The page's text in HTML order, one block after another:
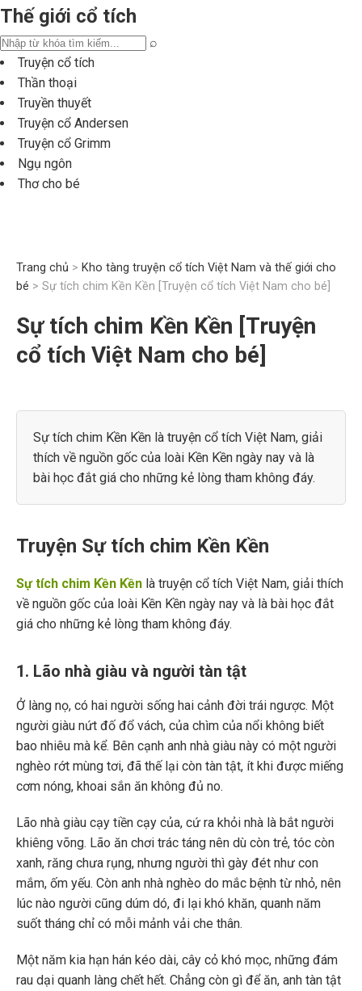
Thế giới cổ tích
⌕
Truyện cổ tích
Thần thoại
Truyền thuyết
Truyện cổ Andersen
Truyện cổ Grimm
Ngụ ngôn
Thơ cho bé
Trang chủ > Kho tàng truyện cổ tích Việt Nam và thế giới cho
bé > Sự tích chim Kền Kền [Truyện cổ tích Việt Nam cho bé]
Sự tích chim Kền Kền [Truyện
cổ tích Việt Nam cho bé]
Sự tích chim Kền Kền là truyện cổ tích Việt Nam, giải
thích về nguồn gốc của loài Kền Kền ngày nay và là
bài học đắt giá cho những kẻ lòng tham không đáy.
Truyện Sự tích chim Kền Kền
Sự tích chim Kền Kền là truyện cổ tích Việt Nam, giải thích
về nguồn gốc của loài Kền Kền ngày nay và là bài học đắt
giá cho những kẻ lòng tham không đáy.
1. Lão nhà giàu và người tàn tật
Ở làng nọ, có hai người sống hai cảnh đời trái ngược. Một
người giàu nứt đố đổ vách, của chìm của nổi không biết
bao nhiêu mà kể. Bên cạnh anh nhà giàu này có một người
nghèo rớt mùng tơi, đã thế lại còn tàn tật, ít khi được miếng
cơm nóng, khoai sắn ăn không đủ no.
Lão nhà giàu cạy tiền cạy của, cứ ra khỏi nhà là bắt người
khiêng võng. Lão ăn chơi trác táng nên dù còn trẻ, tóc còn
xanh, răng chưa rụng, nhưng người thì gày đét như con
mắm, ốm yếu. Còn anh nhà nghèo do mắc bệnh từ nhỏ, nên
lúc nào người cũng dúm dó, đi lại khó khăn, quanh năm
suốt tháng chỉ có mỗi mảnh vải che thân.
Một năm kia hạn hán kéo dài, cây cỏ khó mọc, những đám
rau dại quanh làng chết hết. Chẳng còn gì để ăn, anh tàn tật